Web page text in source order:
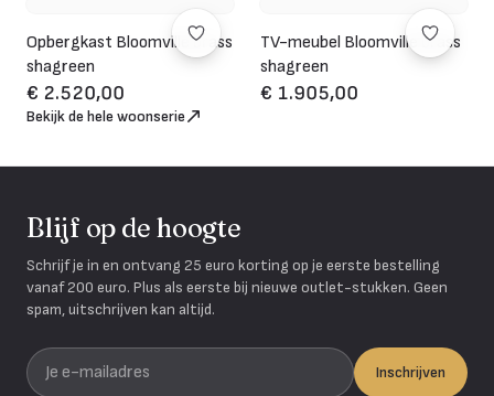
Opbergkast Bloomville brass
shagreen
€ 2.520,00
TV-meubel Bloomville brass
shagreen
€ 1.905,00
Bekijk de hele woonserie
Blijf op de hoogte
Schrijf je in en ontvang 25 euro korting op je eerste bestelling
vanaf 200 euro. Plus als eerste bij nieuwe outlet-stukken. Geen
spam, uitschrijven kan altijd.
Je e-mailadres
Inschrijven